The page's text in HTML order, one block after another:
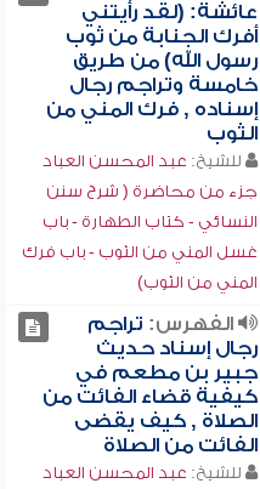
عائشة: (لقد رأيتني
أفرك الجنابة من ثوب
رسول الله) من طريق
خامسة وتراجم رجال
إسناده , فرك المني من
الثوب
للشيخ: عبد المحسن العباد
جزء من محاضرة ( شرح سنن
النسائي - كتاب الطهارة - باب
غسل المني من الثوب - باب فرك
المني من الثوب)
الفهرس: تراجم
رجال إسناد حديث
جبير بن مطعم في
كيفية قضاء الفائت من
الصلاة , كيف يقضى
الفائت من الصلاة
للشيخ: عبد المحسن العباد